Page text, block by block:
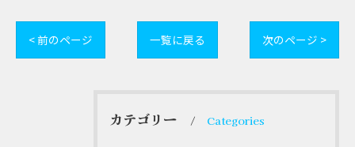
< 前のページ 一覧に戻る 次のページ >
カテゴリー Categories